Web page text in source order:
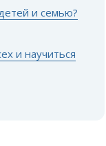
и семью?
и научиться